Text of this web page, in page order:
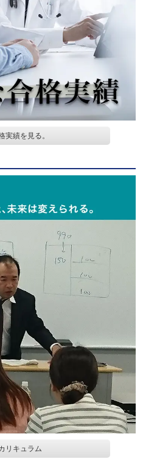
実績を見る。
リキュラム